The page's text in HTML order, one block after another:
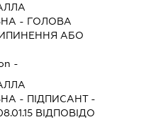
- ГОЛОВА
АБО
-
- ПІДПИСАНТ-
ВІДПОВІДО